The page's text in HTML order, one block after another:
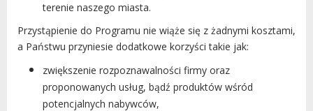
terenie naszego miasta.
Przystąpienie do Programu nie wiąże się z żadnymi kosztami,
a Państwu przyniesie dodatkowe korzyści takie jak:
zwiększenie rozpoznawalności firmy oraz
proponowanych usług, bądź produktów wśród
potencjalnych nabywców,